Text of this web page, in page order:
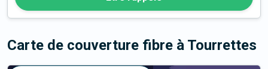
Carte de couverture fibre à Tourrettes